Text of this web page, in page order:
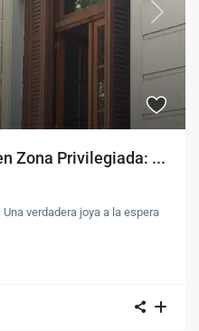
Next
Zona Privilegiada: ...
verdadera joya a la espera